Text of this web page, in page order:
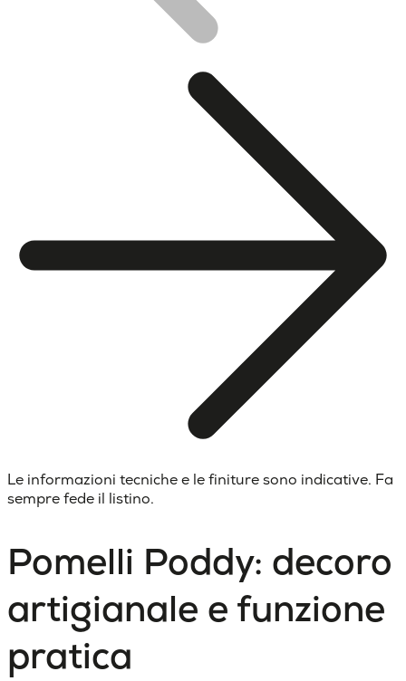
Le informazioni tecniche e le finiture sono indicative. Fa
sempre fede il listino.
Pomelli Poddy: decoro
artigianale e funzione
pratica